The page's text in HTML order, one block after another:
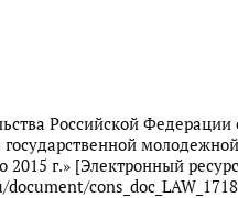
Российской
г.» [Электронный